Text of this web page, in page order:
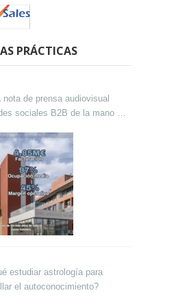
PRÁCTICAS
nota de prensa audiovisual
sociales B2B de la mano de
estudiar astrología para
el autoconocimiento?